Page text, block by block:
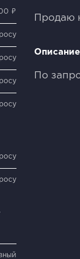
₽
Продаю
По